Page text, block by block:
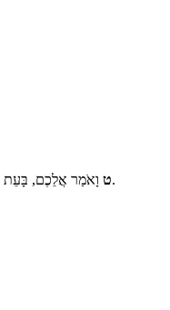
טוָאֹמַר אֲלֵכֶם, בָּעֵת הַהִוא לֵאמֹר: לֹא-אוּכַל לְבַדִּי, שְׂאֵת אֶתְכֶם.